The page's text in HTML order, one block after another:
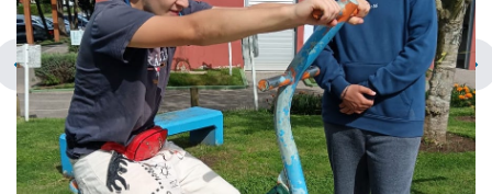
chevron_left navigate_next